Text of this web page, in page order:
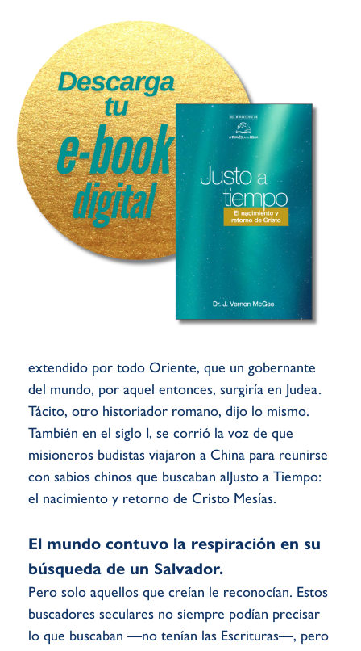
extendido por todo Oriente, que un gobernante
del mundo, por aquel entonces, surgiría en Judea.
Tácito, otro historiador romano, dijo lo mismo.
También en el siglo I, se corrió la voz de que
misioneros budistas viajaron a China para reunirse
con sabios chinos que buscaban alJusto a Tiempo:
el nacimiento y retorno de Cristo Mesías.
El mundo contuvo la respiración en su
búsqueda de un Salvador.
Pero solo aquellos que creían le reconocían. Estos
buscadores seculares no siempre podían precisar
lo que buscaban —no tenían las Escrituras—, pero